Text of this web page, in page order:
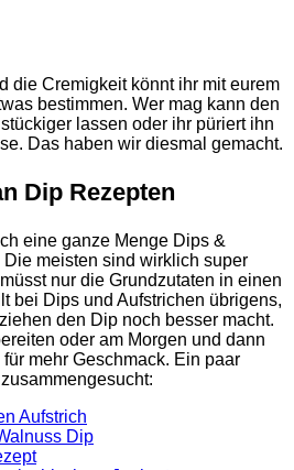
die Cremigkeit könnt ihr mit eurem
bestimmen. Wer mag kann den
lassen oder ihr püriert ihn
Das haben wir diesmal gemacht.
Dip Rezepten
eine ganze Menge Dips &
meisten sind wirklich super
nur die Grundzutaten in einen
bei Dips und Aufstrichen übrigens,
den Dip noch besser macht.
oder am Morgen und dann
mehr Geschmack. Ein paar
Aufstrich
Dip